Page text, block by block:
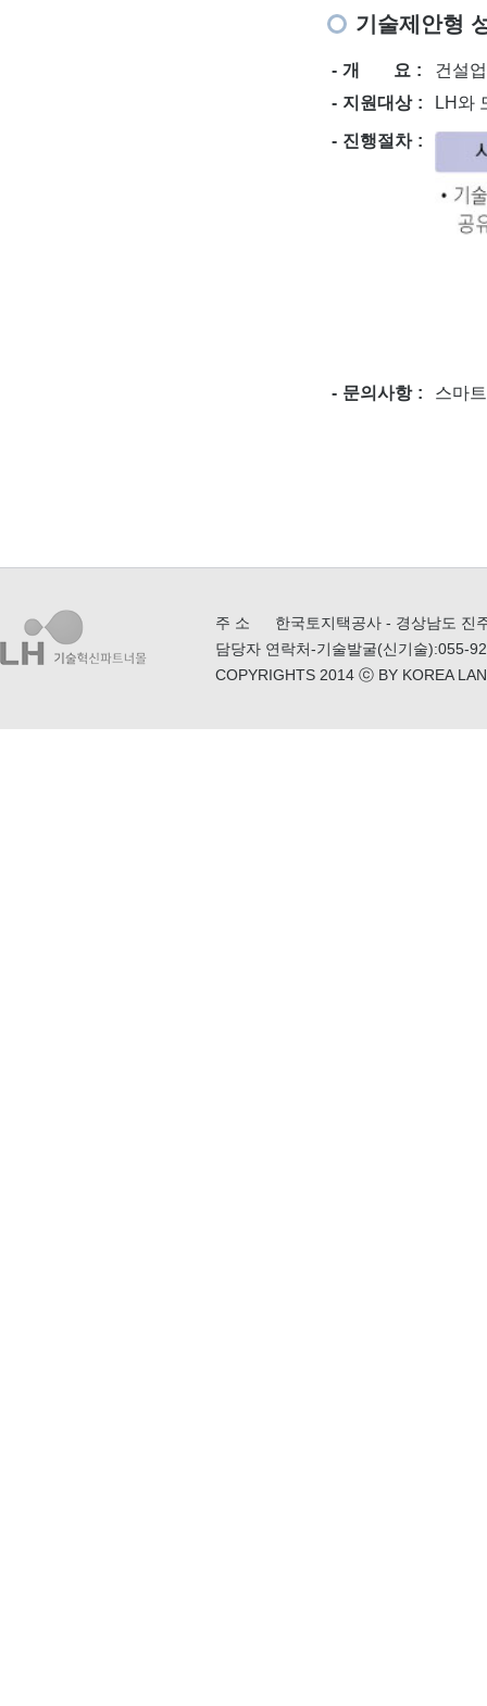
기술제안형
개 요
건설
지원대상
LH와
진행절차
문의사항 스마
주 소
한국토지택공사 - 경상남도 진
담당자 연락처-기술발굴(신기술):055-
COPYRIGHTS 2014 ⓒ BY KOREA